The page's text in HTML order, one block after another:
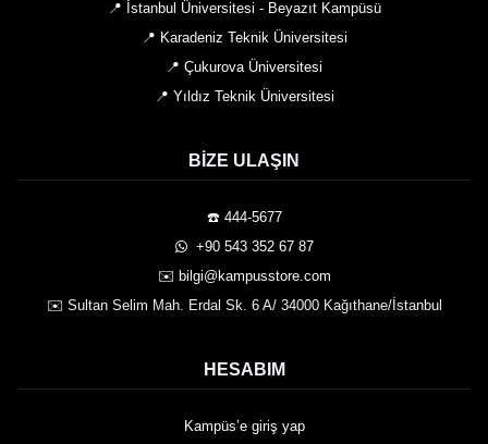
📍 İstanbul Üniversitesi - Beyazıt Kampüsü
📍 Karadeniz Teknik Üniversitesi
📍 Çukurova Üniversitesi
📍 Yıldız Teknik Üniversitesi
BIZE ULAŞIN
☎️ 444-5677
️ +90 543 352 67 87
✉️ bilgi@kampusstore.com
✉️ Sultan Selim Mah. Erdal Sk. 6 A/ 34000 Kağıthane/İstanbul
HESABIM
Kampüs’e giriş yap